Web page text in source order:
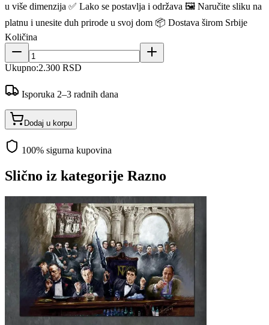
u više dimenzija ✅ Lako se postavlja i održava 🖼️ Naručite sliku na
platnu i unesite duh prirode u svoj dom 📦 Dostava širom Srbije
Količina
Ukupno:2.300 RSD
Isporuka 2–3 radnih dana
Dodaj u korpu
100% sigurna kupovina
Slično iz kategorije Razno